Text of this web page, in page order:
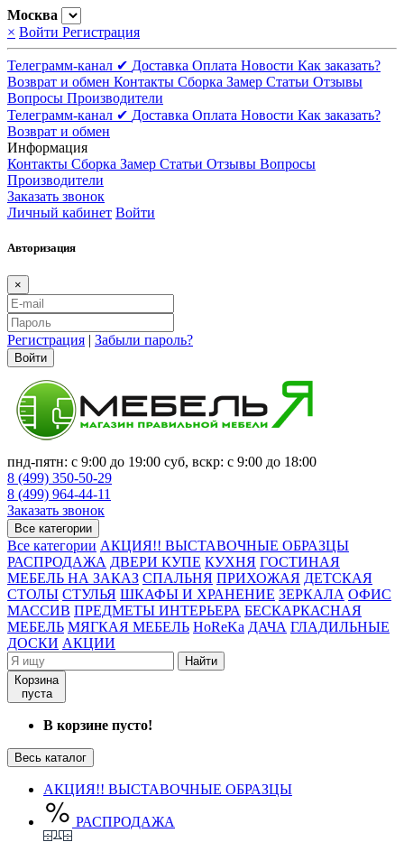
Москва
× Войти Регистрация
Телеграмм-канал ✔ Доставка Оплата Новости Как заказать?
Возврат и обмен Контакты Сборка Замер Статьи Отзывы
Вопросы Производители
Телеграмм-канал ✔ Доставка Оплата Новости Как заказать?
Возврат и обмен
Информация
Контакты Сборка Замер Статьи Отзывы Вопросы
Производители
Заказать звонок
Личный кабинет Войти
Авторизация
×
Регистрация | Забыли пароль?
Войти
пнд-пятн: с 9:00 до 19:00 суб, вскр: с 9:00 до 18:00
8 (499) 350-50-29
8 (499) 964-44-11
Заказать звонок
Все категории
Все категории АКЦИЯ!! ВЫСТАВОЧНЫЕ ОБРАЗЦЫ
РАСПРОДАЖА ДВЕРИ КУПЕ КУХНЯ ГОСТИНАЯ
МЕБЕЛЬ НА ЗАКАЗ СПАЛЬНЯ ПРИХОЖАЯ ДЕТСКАЯ
СТОЛЫ СТУЛЬЯ ШКАФЫ И ХРАНЕНИЕ ЗЕРКАЛА ОФИС
МАССИВ ПРЕДМЕТЫ ИНТЕРЬЕРА БЕСКАРКАСНАЯ
МЕБЕЛЬ МЯГКАЯ МЕБЕЛЬ HoReKa ДАЧА ГЛАДИЛЬНЫЕ
ДОСКИ АКЦИИ
Найти
Корзина
пуста
В корзине пусто!
Весь каталог
АКЦИЯ!! ВЫСТАВОЧНЫЕ ОБРАЗЦЫ
РАСПРОДАЖА